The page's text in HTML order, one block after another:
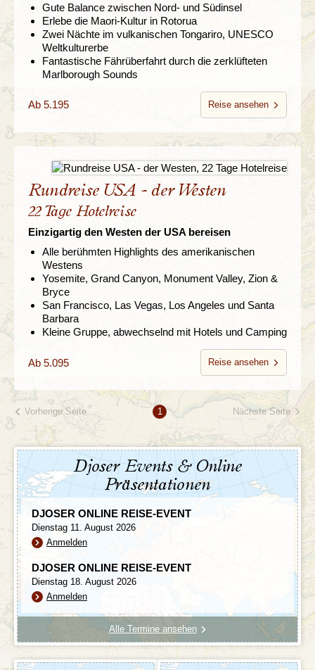
Gute Balance zwischen Nord- und Südinsel
Erlebe die Maori-Kultur in Rotorua
Zwei Nächte im vulkanischen Tongariro, UNESCO
Weltkulturerbe
Fantastische Fährüberfahrt durch die zerklüfteten
Marlborough Sounds
Ab 5.195 Reise ansehen
Rundreise USA - der Westen
22 Tage Hotelreise
Einzigartig den Westen der USA bereisen
Alle berühmten Highlights des amerikanischen
Westens
Yosemite, Grand Canyon, Monument Valley, Zion &
Bryce
San Francisco, Las Vegas, Los Angeles und Santa
Barbara
Kleine Gruppe, abwechselnd mit Hotels und Camping
Ab 5.095 Reise ansehen
Vorherige Seite 1 Nächste Seite
Djoser Events & Online
Präsentationen
DJOSER ONLINE REISE-EVENT
Dienstag 11. August 2026
Anmelden
DJOSER ONLINE REISE-EVENT
Dienstag 18. August 2026
Anmelden
Alle Termine ansehen